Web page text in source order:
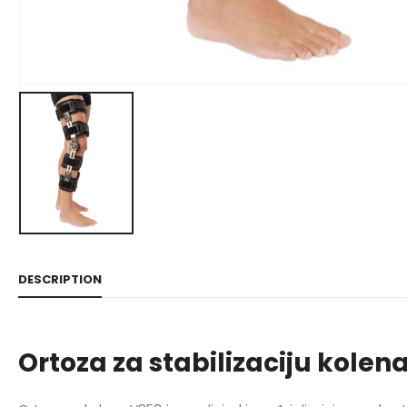
DESCRIPTION
Ortoza za stabilizaciju